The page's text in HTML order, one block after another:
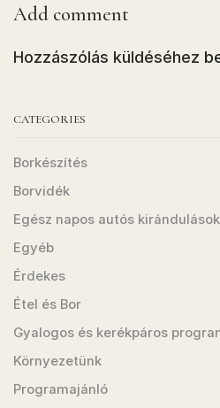
Add comment
Hozzászólás küldéséhez
CATEGORIES
Borkészítés
Borvidék
Egész napos autós kirándulások
Egyéb
Érdekes
Étel és Bor
Gyalogos és kerékpáros
Környezetünk
Programajánló